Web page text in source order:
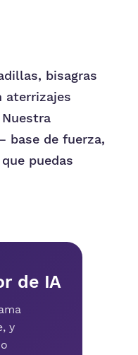
bisagras
aterrizajes
base de fuerza,
puedas
de IA
y